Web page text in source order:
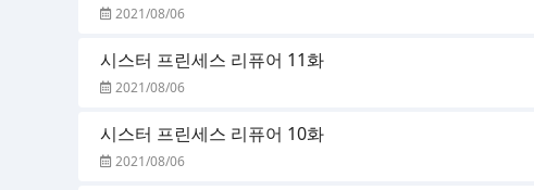
2021/08/06
시스터 프린세스 리퓨어 11화
2021/08/06
시스터 프린세스 리퓨어 10화
2021/08/06